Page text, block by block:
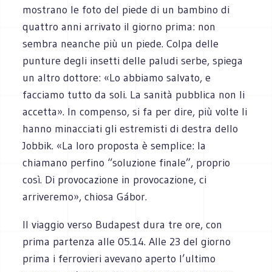
mostrano le foto del piede di un bambino di
quattro anni arrivato il giorno prima: non
sembra neanche più un piede. Colpa delle
punture degli insetti delle paludi serbe, spiega
un altro dottore: «Lo abbiamo salvato, e
facciamo tutto da soli. La sanità pubblica non li
accetta». In compenso, si fa per dire, più volte li
hanno minacciati gli estremisti di destra dello
Jobbik. «La loro proposta è semplice: la
chiamano perfino “soluzione finale”, proprio
così. Di provocazione in provocazione, ci
arriveremo», chiosa Gábor.
Il viaggio verso Budapest dura tre ore, con
prima partenza alle 05.14. Alle 23 del giorno
prima i ferrovieri avevano aperto l’ultimo